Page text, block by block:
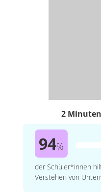
2
94%
der Schüler*innen
Verstehen von